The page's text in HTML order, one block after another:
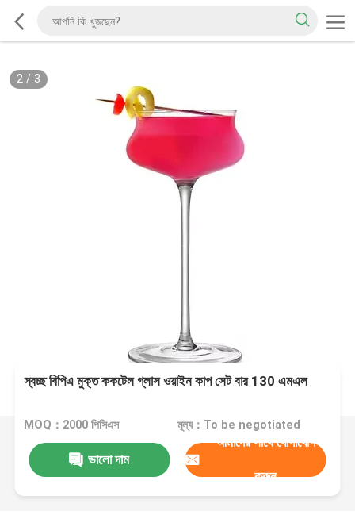
2/ 3
স্বচ্ছ বিপিএ মুক্ত ককটেল গ্লাস ওয়াইন কাপ সেট বার 130 এমএল
MOQ：2000 পিসিএস মূল্য：To be negotiated
ভালো দাম
আমাদের সাথে যোগাযোগ
করুন